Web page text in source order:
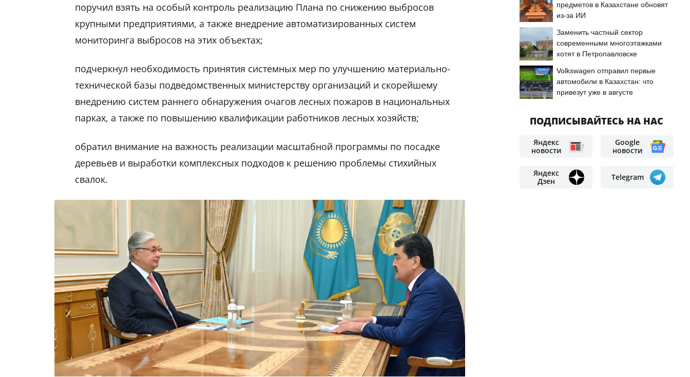
поручил взять на особый контроль реализацию Плана по снижению выбросов
крупными предприятиями, а также внедрение автоматизированных систем
мониторинга выбросов на этих объектах;
подчеркнул необходимость принятия системных мер по улучшению материально-
технической базы подведомственных министерству организаций и скорейшему
внедрению систем раннего обнаружения очагов лесных пожаров в национальных
парках, а также по повышению квалификации работников лесных хозяйств;
обратил внимание на важность реализации масштабной программы по посадке
деревьев и выработки комплексных подходов к решению проблемы стихийных
свалок.
предметов в Казахстане обновят
из-за ИИ
Заменить частный сектор
современными многоэтажками
хотят в Петропавловске
Volkswagen отправил первые
автомобили в Казахстан: что
привезут уже в августе
ПОДПИСЫВАЙТЕСЬ НА НАС
Яндекс
новости
Google
новости
Яндекс
Дзен
Telegram